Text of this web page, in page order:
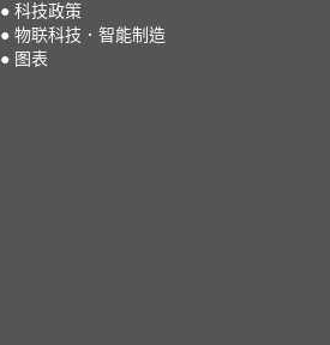
● 科技政策
● 物联科技．智能制造
● 图表